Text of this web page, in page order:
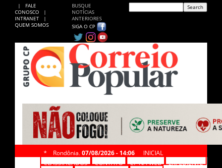
|
FALE
CONOSCO
|
INTRANET
|
QUEM SOMOS
BUSQUE
NOTÍCIAS
ANTERIORES
SIGA O CP
* Rondônia, 07/08/2026 - 14:06
INICIAL
CLASSIFICADOS
CONTATO CP NA WEB
EXPEDIENTE